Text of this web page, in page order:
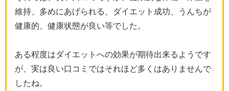
維持、多めにあげられる、ダイエット成功、うんちが
健康的、健康状態が良い等でした。
ある程度はダイエットへの効果が期待出来るようです
が、実は良い口コミではそれほど多くはありませんで
したね。